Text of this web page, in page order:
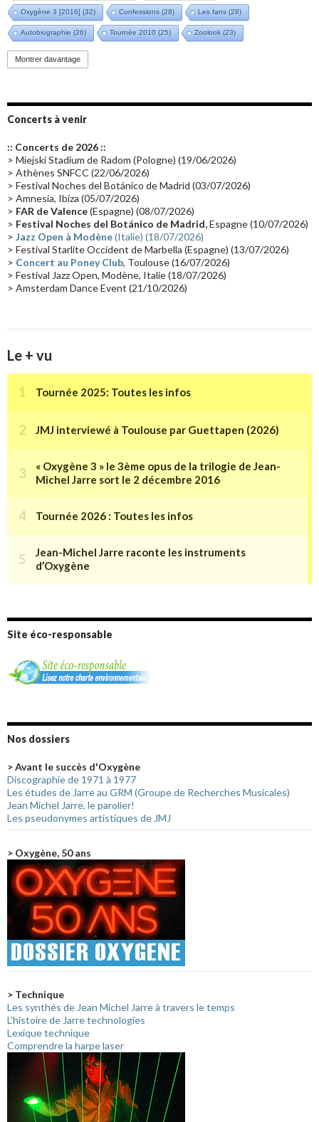
Oxygène 3 [2016] (32) Confessions (28) Les fans (28)
Autobiographie (26) Tournée 2010 (25) Zoolook (23)
Promo 2019(23)
Groupe de Recherche Musicale
Passages radio Vidéo Jarrecast (16) Synthé 80's
Les concerts en Chine(16) Cinéma
Synthé Roland(15) Belgique(15)
(14) Astronomie (14) (14)
Tournée 2025(14) 2024(14) Chine(13)
Montrer davantage
Concerts à venir
:: Concerts de 2026 ::
> Miejski Stadium de Radom (Pologne) (19/06/2026)
> Athènes SNFCC (22/06/2026)
> Festival Noches del Botánico de Madrid (03/07/2026)
> Amnesia, Ibiza (05/07/2026)
> FAR de Valence(Espagne) (08/07/2026)
> Festival Noches del Botánico de Madrid,Espagne (10/07/2026)
> Jazz Open à Modène(Italie) (18/07/2026)
> Festival Starlite Occident de Marbella (Espagne) (13/07/2026)
> Concert au Poney Club, Toulouse (16/07/2026)
> Festival Jazz Open, Modène, Italie (18/07/2026)
> Amsterdam Dance Event (21/10/2026)
Le + vu
Site éco-responsable
Nos dossiers
> Avant le succès d'Oxygène
Discographie de 1971 à 1977
Les études de Jarre au GRM (Groupe de Recherches Musicales)
Jean Michel Jarre, le parolier!
Les pseudonymes artistiques de JMJ
> Oxygène, 50 ans
> Technique
Les synthés de Jean Michel Jarre à travers le temps
L'histoire de Jarre technologies
Lexique technique
Comprendre la harpe laser